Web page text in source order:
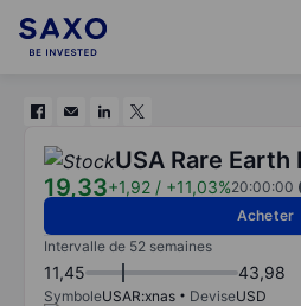
USA Rare Earth
19,33+1,92 / +11,03%20:00:00
Acheter
Intervalle de 52 semaines
11,45 43,98
SymboleUSAR:xnas DeviseUSD